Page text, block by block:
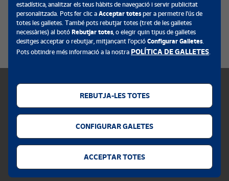
En la pàgina web de l’Agència Espanyola de Protecció de Dades
(AEPD) pot trobar una sèrie de models que l’ajudaran a l’exercici
dels seus drets. Tanmateix, li informem que té dret a interposar
una reclamació davant de l’autoritat de control (a Espanya,
l’AEPD) si considera infringits els seus drets.
Política de galetes
Avís legal
Alerta seguretat
estadística, analitzar els teus hàbits de navegació i servir publicitat
personalitzada. Pots fer clic a Acceptar totesper a permetre l’ús de
totes les galletes. També pots rebutjar totes (tret de les galletes
necessàries) al botó Rebutjar totes, o elegir quin tipus de galletes
desitges acceptar o rebutjar, mitjançant l’opció Configurar Galletes.
Pots obtindre més informació a la nostra POLÍTICA DE GALLETES.
REBUTJA-LES TOTES
CONFIGURAR GALETES
ACCEPTAR TOTES